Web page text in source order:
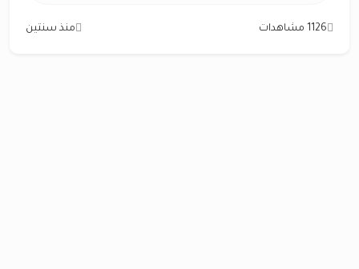
1126 مشاهدات منذ سنتين